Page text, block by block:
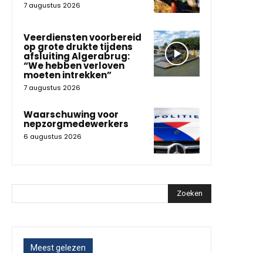
7 augustus 2026
Veerdiensten voorbereid
op grote drukte tijdens
afsluiting Algerabrug:
“We hebben verloven
moeten intrekken”
7 augustus 2026
Waarschuwing voor
nepzorgmedewerkers
6 augustus 2026
Zoeken
Meest gelezen